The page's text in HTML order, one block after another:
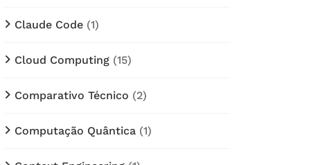
Claude Code (1)
Cloud Computing (15)
Comparativo Técnico (2)
Computação Quântica (1)